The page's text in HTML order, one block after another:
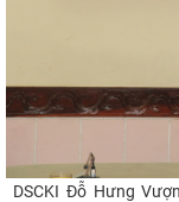
DSCKI Đỗ Hưng